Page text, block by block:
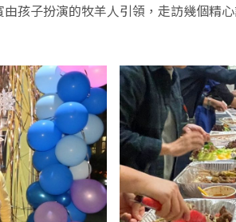
孩子扮演的牧羊人引領，走訪幾個精